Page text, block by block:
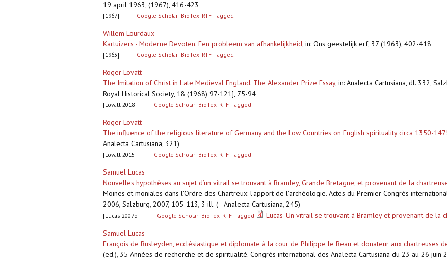
19 april 1963, (1967), 416-423
[1967] Google Scholar BibTex RTF Tagged
Willem Lourdaux
Kartuizers - Moderne Devoten. Een probleem van afhankelijkheid, in: Ons geestelijk erf, 37 (1963), 402-418
[1963] Google Scholar BibTex RTF Tagged
Roger Lovatt
The Imitation of Christ in Late Medieval England. The Alexander Prize Essay, in: Analecta Cartusiana, dl. 332,
Royal Historical Society, 18 (1968) 97-121], 75-94
[Lovatt 2018] Google Scholar BibTex RTF Tagged
Roger Lovatt
The influence of the religious literature of Germany and the Low Countries on English spirituality circa 1350-
Analecta Cartusiana, 321)
[Lovatt 2015] Google Scholar BibTex RTF Tagged
Samuel Lucas
Nouvelles hypothèses au sujet d’un vitrail se trouvant à Bramley, Grande Bretagne, et provenant de la
Moines et moniales dans l'Ordre des Chartreux: l'apport de l'archéologie. Actes du Premier Congrès
2006, Salzburg, 2007, 105-113, 3 ill. (= Analecta Cartusiana, 245)
[Lucas 2007b] Google Scholar BibTex RTF Tagged Lucas_Un vitrail se trouvant à Bramley et provenant de la
Samuel Lucas
François de Busleyden, ecclésiastique et diplomate à la cour de Philippe le Beau et donateur aux chartreuses
(ed.), 35 Années de recherche et de spiritualité. Congrès international des Analecta Cartusiana du 23 au 26 juin